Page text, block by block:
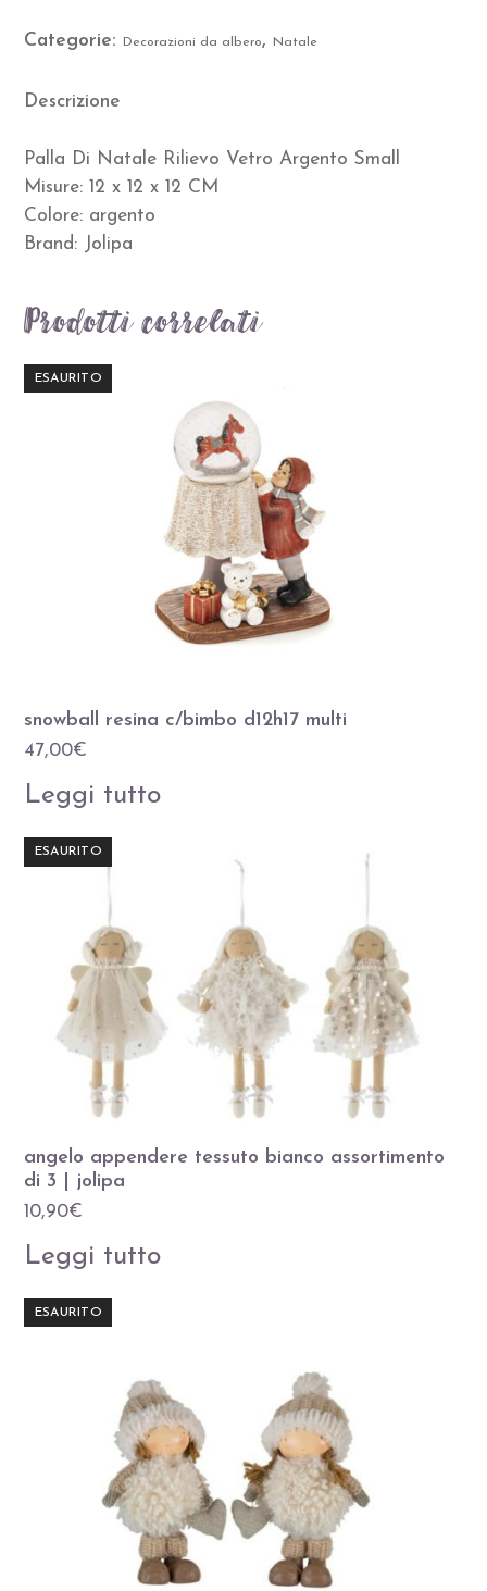
Categorie: Decorazioni da albero, Natale
Descrizione
Palla Di Natale Rilievo Vetro Argento Small
Misure: 12 x 12 x 12 CM
Colore: argento
Brand: Jolipa
Prodotti correlati
ESAURITO
snowball resina c/bimbo d12h17 multi
47,00€
Leggi tutto
ESAURITO
angelo appendere tessuto bianco assortimento
di 3 | jolipa
10,90€
Leggi tutto
ESAURITO